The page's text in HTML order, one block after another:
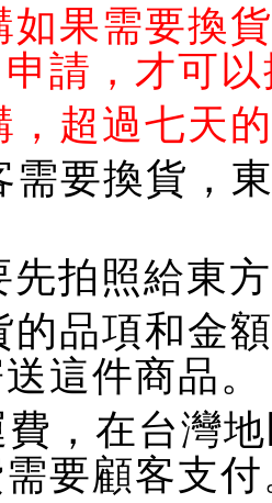
如果需要換
請，才可
，超過七天
需要換貨，
先拍照給東
的品項和金
這件商品。
，在台灣
要顧客支